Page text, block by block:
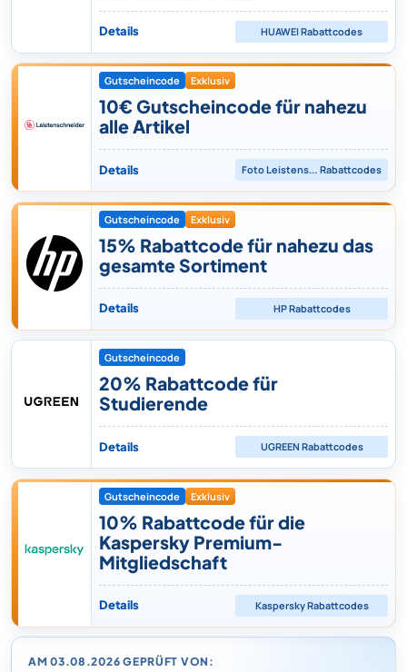
AM 03.08.2026 GEPRÜFT VON:
Details HUAWEIRabattcodes
Gutscheincode Exklusiv
10€ Gutscheincode für nahezu
alle Artikel
Details Foto Leistenschneider Rabattcodes
Gutscheincode Exklusiv
15% Rabattcode für nahezu das
gesamte Sortiment
Details HPRabattcodes
Gutscheincode
20% Rabattcode für
Studierende
Details UGREEN Rabattcodes
Gutscheincode Exklusiv
10% Rabattcode für die
Kaspersky Premium-
Mitgliedschaft
Details KasperskyRabattcodes